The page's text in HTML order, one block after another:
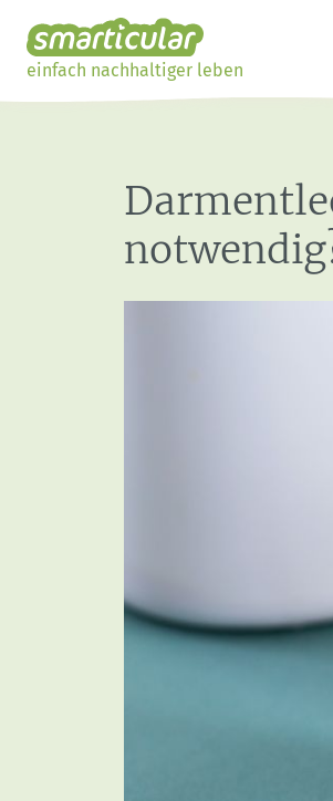
einfach nachhaltiger leben